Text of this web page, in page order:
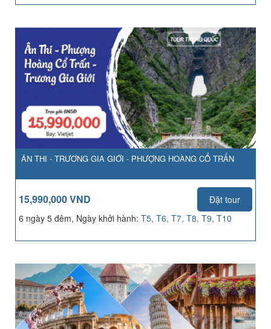
ÂN THI - TRƯƠNG GIA GIỚI - PHƯỢNG HOÀNG CỔ TRẤN
15,990,000 VND
Đặt tour
6 ngày 5 đêm, Ngày khởi hành: T5, T6, T7, T8, T9, T10